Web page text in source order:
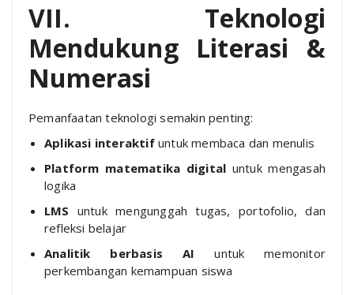
VII. Teknologi
Mendukung Literasi &
Numerasi
Pemanfaatan teknologi semakin penting:
Aplikasi interaktifuntuk membaca dan menulis
Platform matematika digital untuk mengasah
logika
LMS untuk mengunggah tugas, portofolio, dan
refleksi belajar
Analitik berbasis AI untuk memonitor
perkembangan kemampuan siswa